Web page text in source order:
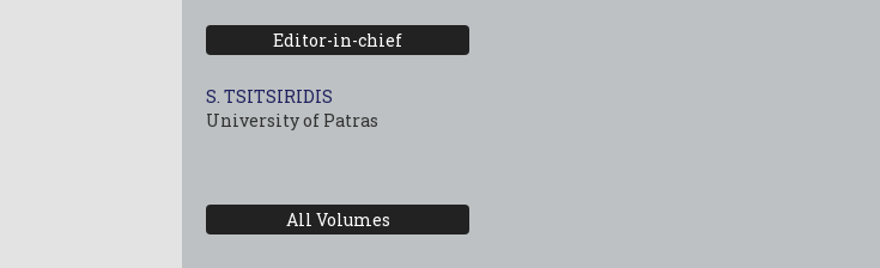
Editor-in-chief
S. TSITSIRIDIS
University of Patras
All Volumes